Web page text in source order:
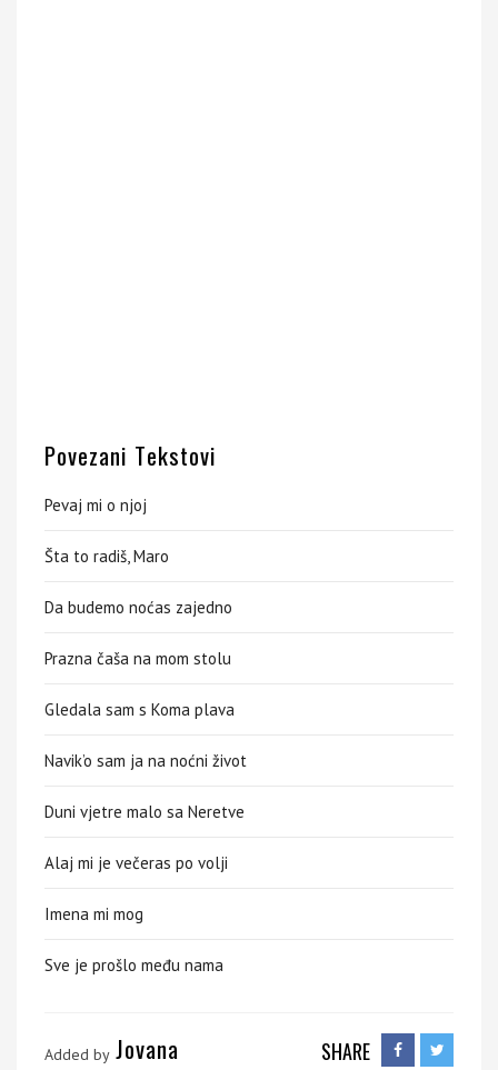
Povezani Tekstovi
Pevaj mi o njoj
Šta to radiš, Maro
Da budemo noćas zajedno
Prazna čaša na mom stolu
Gledala sam s Koma plava
Navik’o sam ja na noćni život
Duni vjetre malo sa Neretve
Alaj mi je večeras po volji
Imena mi mog
Sve je prošlo među nama
Added by Jovana SHARE